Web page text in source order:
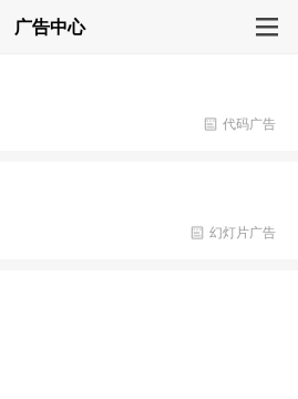
广告中心
代码广告
幻灯片广告